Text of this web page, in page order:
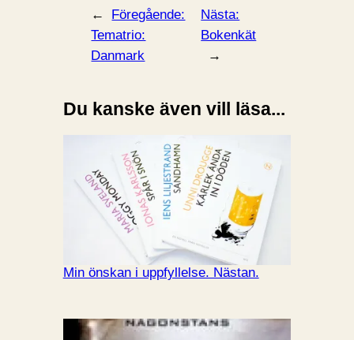
←
Föregående:
Tematrio:
Danmark
Nästa:
Bokenkät
→
Du kanske även vill läsa...
Min önskan i uppfyllelse. Nästan.